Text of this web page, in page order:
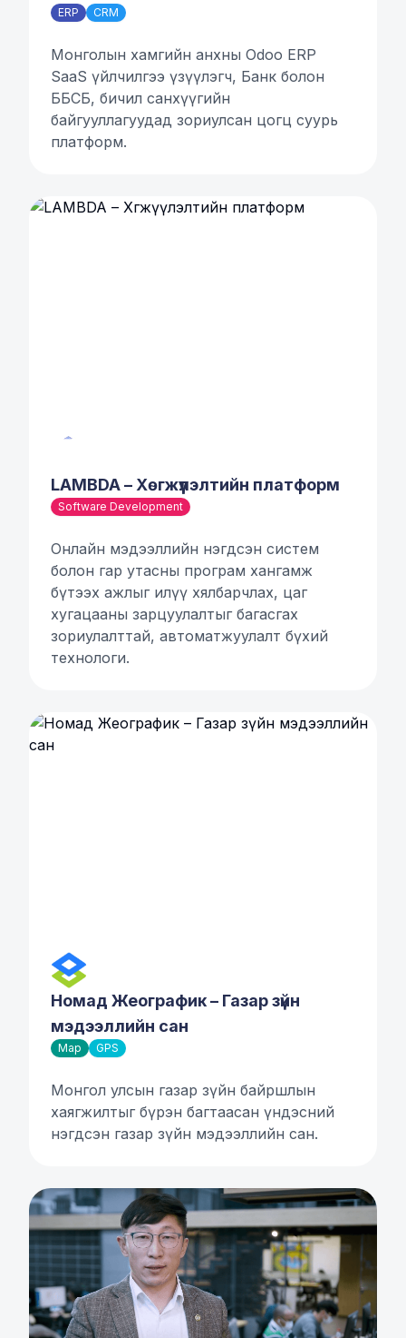
ERP CRM
Монголын хамгийн анхны Odoo ERP
SaaS үйлчилгээ үзүүлэгч, Банк болон
ББСБ, бичил санхүүгийн
байгууллагуудад зориулсан цогц суурь
платформ.
LAMBDA – Хөгжүүлэлтийн платформ
Software Development
Онлайн мэдээллийн нэгдсэн систем
болон гар утасны програм хангамж
бүтээх ажлыг илүү хялбарчлах, цаг
хугацааны зарцуулалтыг багасгах
зориулалттай, автоматжуулалт бүхий
технологи.
Номад Жеографик – Газар зүйн
мэдээллийн сан
Map GPS
Монгол улсын газар зүйн байршлын
хаягжилтыг бүрэн багтаасан үндэсний
нэгдсэн газар зүйн мэдээллийн сан.